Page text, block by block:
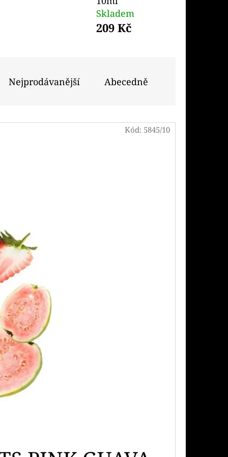
Skladem
209 Kč
Nejprodávanější Abecedně
Kód: 5845/10
CARTRIDGE